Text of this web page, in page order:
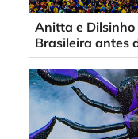
Anitta e
Brasileira antes